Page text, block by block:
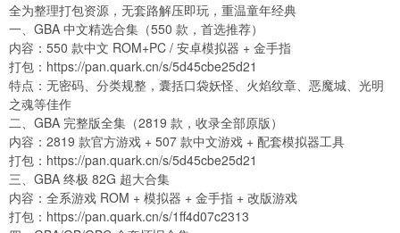
全为整理打包资源，无套路解压即玩，重温童年经典
一、GBA 中文精选合集（550 款，首选推荐）
内容：550 款中文 ROM+PC / 安卓模拟器 + 金手指
打包： https://pan.quark.cn/s/5d45cbe25d21
特点：无密码、分类规整，囊括口袋妖怪、火焰纹章、恶魔城、光明
之魂等佳作
二、GBA 完整版全集（2819 款，收录全部原版）
内容：2819 款官方游戏 + 507 款中文游戏 + 配套模拟器工具
打包： https://pan.quark.cn/s/5d45cbe25d21
三、GBA 终极 82G 超大合集
内容：全系游戏 ROM + 模拟器 + 金手指 + 改版游戏
打包： https://pan.quark.cn/s/1ff4d07c2313